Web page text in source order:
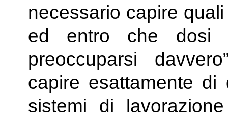
necessario capire
ed entro che
preoccuparsi
capire esattamente
sistemi di